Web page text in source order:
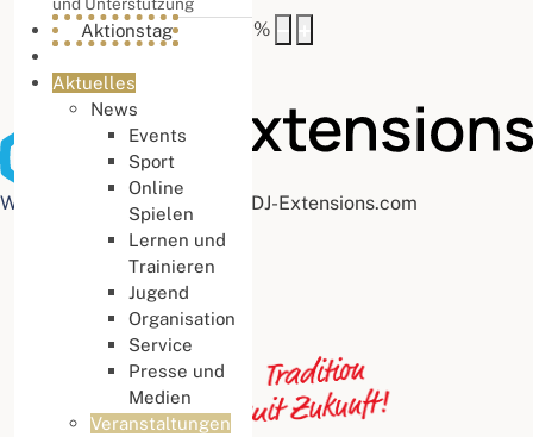
Buchstabenabstand
%
Web Accessibility plugin by DJ-Extensions.com
Aktionstag
Aktuelles
News
Events
Sport
Online
Spielen
Lernen und
Trainieren
Jugend
Organisation
Service
Presse und
Medien
Veranstaltungen